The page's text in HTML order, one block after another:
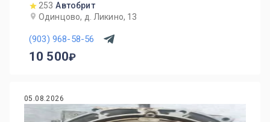
253 Автобрит
Одинцово, д. Ликино, 13
(903) 968-58-56
10 500
05.08.2026